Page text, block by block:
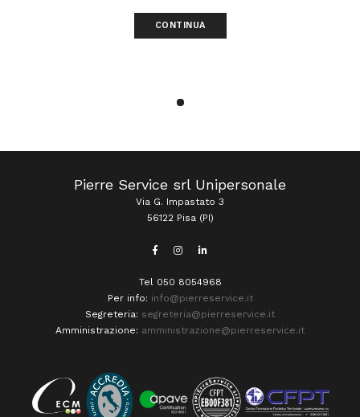
CONTINUA
Pierre Service srl Unipersonale
Via G. Impastato 3
56122 Pisa (PI)
Tel 050 8054968
Per info: info@pierreservice.it
Segreteria: segreteria@pierreservice.it
Amministrazione: amministrazione@pierreservice.it